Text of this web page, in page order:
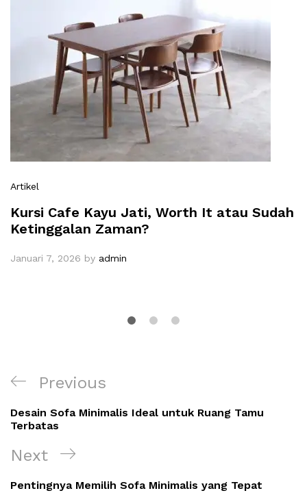
Artikel
Kursi Cafe Kayu Jati, Worth It atau Sudah
Ketinggalan Zaman?
Januari 7, 2026 by admin
Navigasi
pos
Previous
Post
Previous
Desain Sofa Minimalis Ideal untuk Ruang Tamu
Terbatas
Next
Post
Next
Pentingnya Memilih Sofa Minimalis yang Tepat